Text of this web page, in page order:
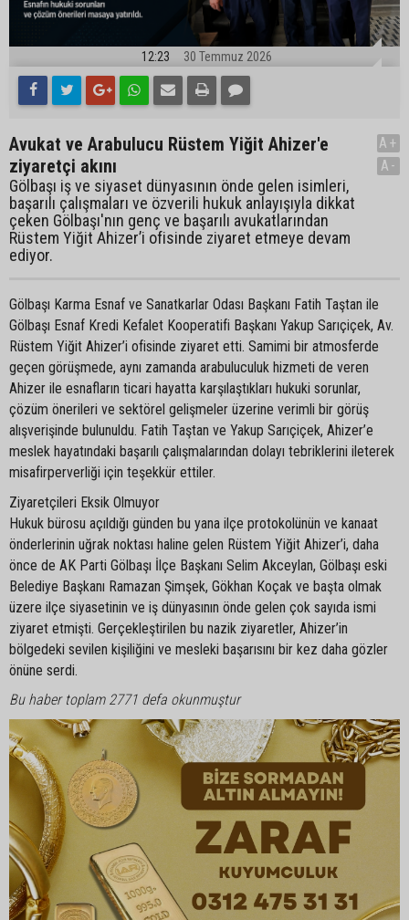
12:23 30 Temmuz 2026
Avukat ve Arabulucu Rüstem Yiğit Ahizer'e
ziyaretçi akını
Gölbaşı iş ve siyaset dünyasının önde gelen isimleri,
başarılı çalışmaları ve özverili hukuk anlayışıyla dikkat
çeken Gölbaşı'nın genç ve başarılı avukatlarından
Rüstem Yiğit Ahizer’i ofisinde ziyaret etmeye devam
ediyor.
A+
A-
Gölbaşı Karma Esnaf ve Sanatkarlar Odası Başkanı Fatih Taştan ile
Gölbaşı Esnaf Kredi Kefalet Kooperatifi Başkanı Yakup Sarıçiçek, Av.
Rüstem Yiğit Ahizer’i ofisinde ziyaret etti. Samimi bir atmosferde
geçen görüşmede, aynı zamanda arabuluculuk hizmeti de veren
Ahizer ile esnafların ticari hayatta karşılaştıkları hukuki sorunlar,
çözüm önerileri ve sektörel gelişmeler üzerine verimli bir görüş
alışverişinde bulunuldu. Fatih Taştan ve Yakup Sarıçiçek, Ahizer’e
meslek hayatındaki başarılı çalışmalarından dolayı tebriklerini ileterek
misafirperverliği için teşekkür ettiler.
Ziyaretçileri Eksik Olmuyor
Hukuk bürosu açıldığı günden bu yana ilçe protokolünün ve kanaat
önderlerinin uğrak noktası haline gelen Rüstem Yiğit Ahizer’i, daha
önce de AK Parti Gölbaşı İlçe Başkanı Selim Akceylan, Gölbaşı eski
Belediye Başkanı Ramazan Şimşek, Gökhan Koçak ve başta olmak
üzere ilçe siyasetinin ve iş dünyasının önde gelen çok sayıda ismi
ziyaret etmişti. Gerçekleştirilen bu nazik ziyaretler, Ahizer’in
bölgedeki sevilen kişiliğini ve mesleki başarısını bir kez daha gözler
önüne serdi.
Bu haber toplam 2771 defa okunmuştur